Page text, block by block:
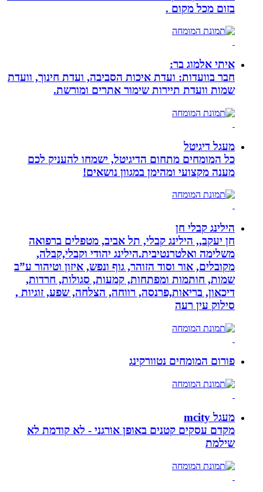
בזום מכל מקום .
איתי אלמוג בר:
חבר בוועדות: ועדת איכות הסביבה, ועדת חינוך, וועדת
שמות וועדת תיירות שימור אתרים ומורשת.
מעגל דיגיטל
כל המומחים מתחום הדיגיטל, ישמחו להעניק לכם
מענה מקצועי ומהימן במגוון נושאים!
הילינג קבלי חן
חן יעקב,, הילינג קבלי, תל אביב, מטפלים ברפואה
משלימה ואלטרנטיבית.הילינג יהודי וקבלי,קבלה,
מקובלים, אור וסוד הזוהר, גוף ונפש, איזון וטיהור ע”ב
שמות, חותמות ומפתחות, קמעות, סגולות, חרדות,
דיכאון, בריאות,פרנסה, רווחה, הצלחה, שפע, זוגיות ,
סילוק עין רעה
פורום המומחים נטוורקינג
מעגל mcity
מקדם עסקים קטנים באופן אורגני - לא קודמת לא
שילמת